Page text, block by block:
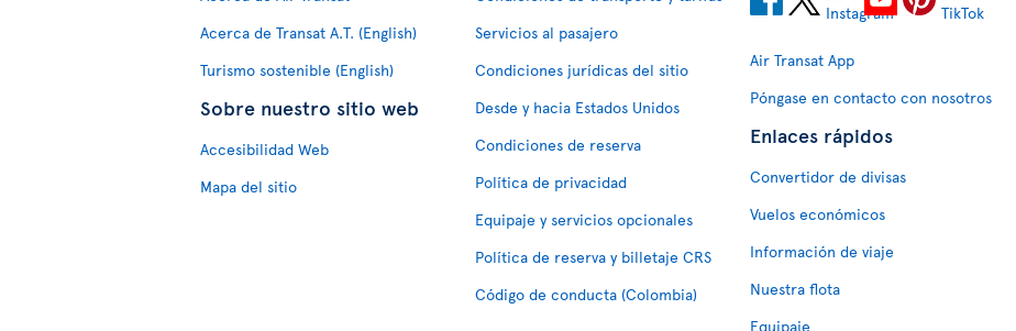
Acerca de Transat A.T. (English)
Turismo sostenible (English)
Sobre nuestro sitio web
Accesibilidad Web
Mapa del sitio
Servicios al pasajero
Condiciones jurídicas del sitio
Desde y hacia Estados Unidos
Condiciones de reserva
Política de privacidad
Equipaje y servicios opcionales
Política de reserva y billetaje CRS
Código de conducta (Colombia)
Air Transat App
Póngase en contacto con nosotros
Enlaces rápidos
Convertidor de divisas
Vuelos económicos
Información de viaje
Nuestra flota
Equipaje